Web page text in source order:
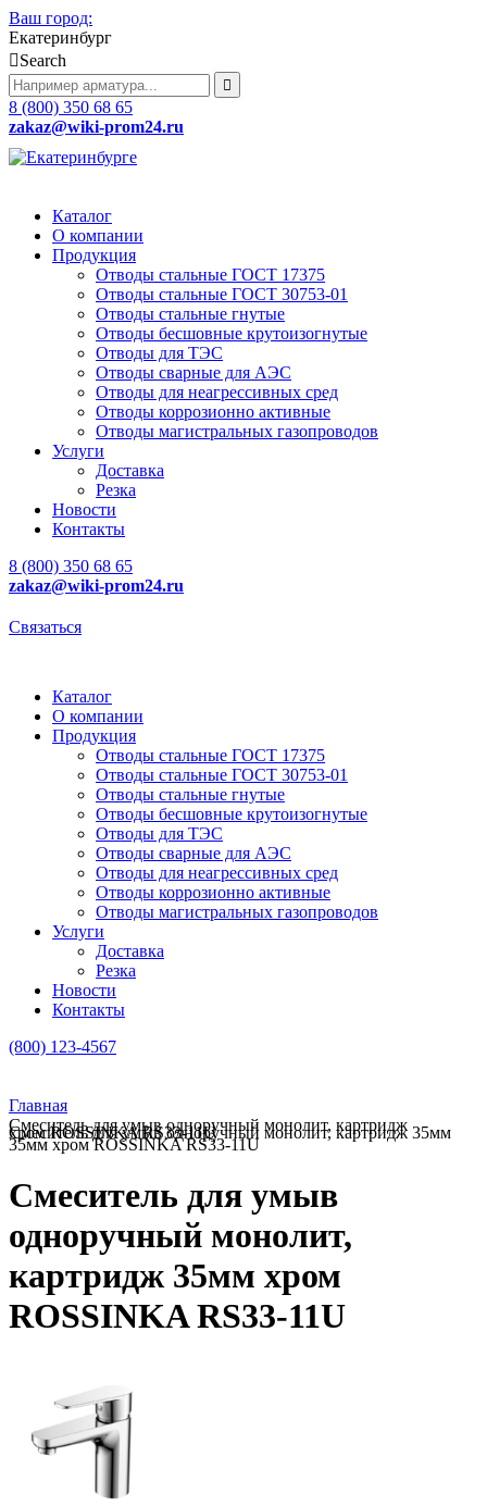
Ваш город:
Екатеринбург
Search
8 (800) 350 68 65
zakaz@wiki-prom24.ru
Каталог
О компании
Продукция
Отводы стальные ГОСТ 17375
Отводы стальные ГОСТ 30753-01
Отводы стальные гнутые
Отводы бесшовные крутоизогнутые
Отводы для ТЭС
Отводы сварные для АЭС
Отводы для неагрессивных сред
Отводы коррозионно активные
Отводы магистральных газопроводов
Услуги
Доставка
Резка
Новости
Контакты
8 (800) 350 68 65
zakaz@wiki-prom24.ru
Связаться
Каталог
О компании
Продукция
Отводы стальные ГОСТ 17375
Отводы стальные ГОСТ 30753-01
Отводы стальные гнутые
Отводы бесшовные крутоизогнутые
Отводы для ТЭС
Отводы сварные для АЭС
Отводы для неагрессивных сред
Отводы коррозионно активные
Отводы магистральных газопроводов
Услуги
Доставка
Резка
Новости
Контакты
(800) 123-4567
Главная
Смеситель для умыв одноручный монолит, картридж
35мм хром ROSSINKA RS33-11U
Смеситель для умыв одноручный монолит, картридж 35мм хром ROSSINKA RS33-11U
Смеситель для умыв
одноручный монолит,
картридж 35мм хром
ROSSINKA RS33-11U